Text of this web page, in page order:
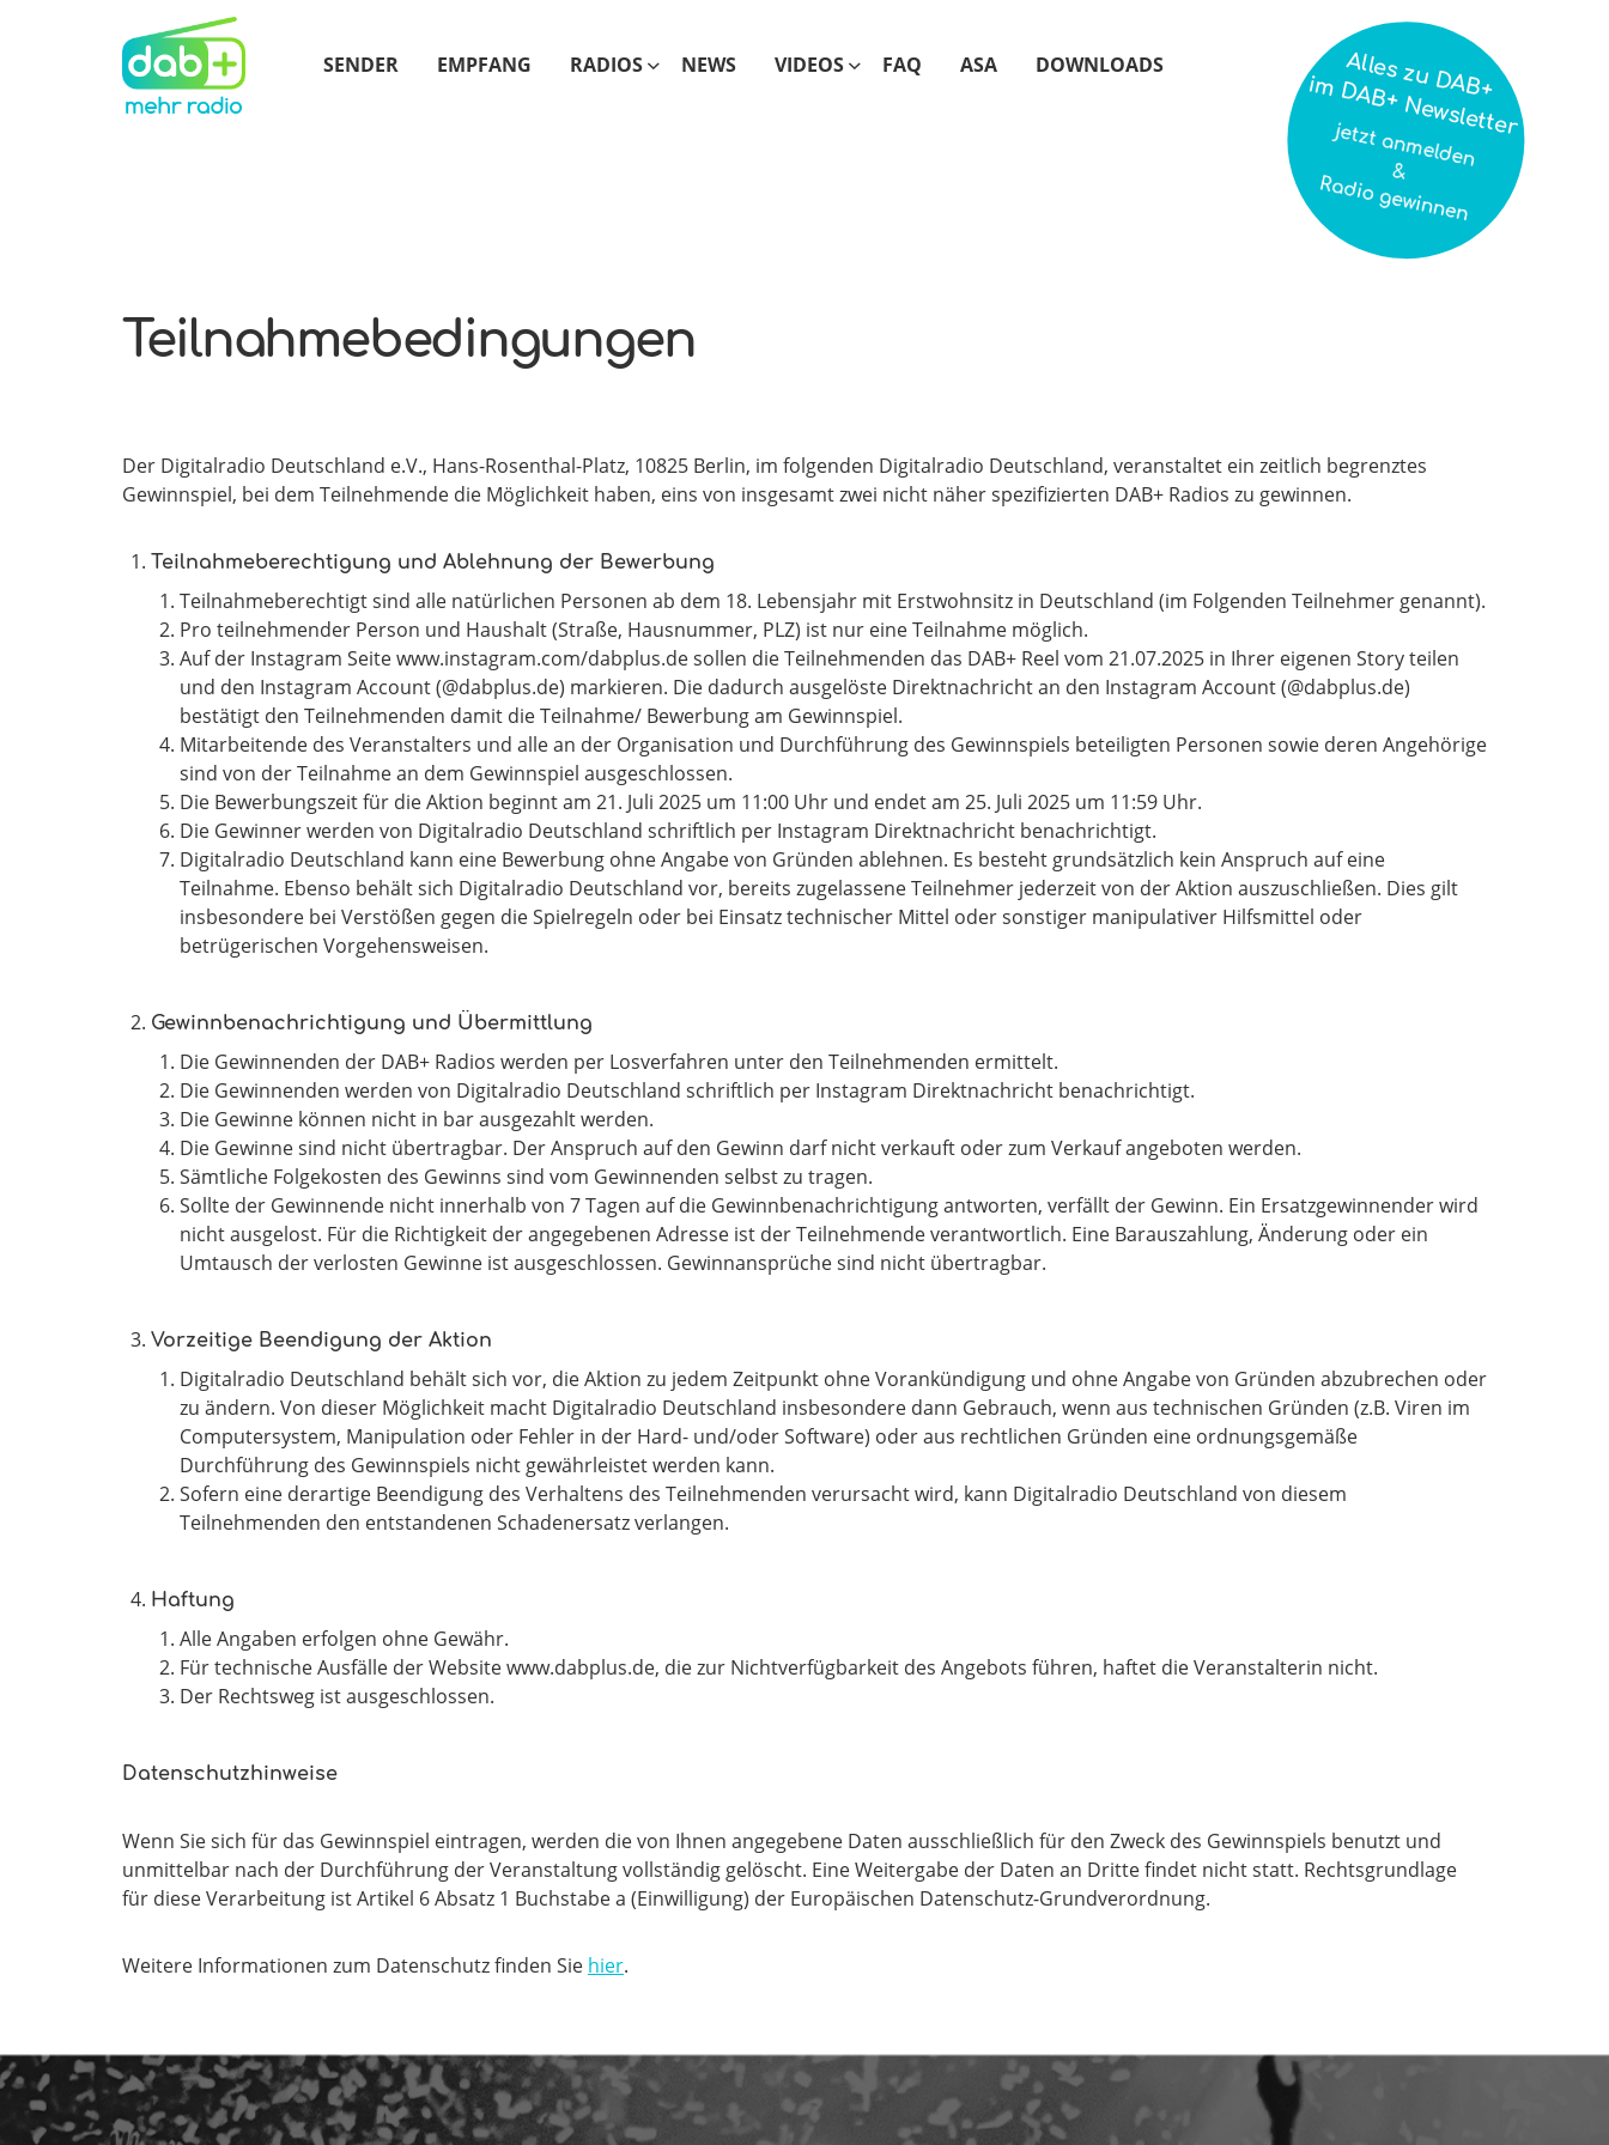
SENDER EMPFANG RADIOS NEWS VIDEOS FAQ ASA DOWNLOADS
Teilnahmebedingungen
Der Digitalradio Deutschland e.V., Hans-Rosenthal-Platz, 10825 Berlin, im folgenden Digitalradio Deutschland, veranstaltet ein zeitlich begrenztes
Gewinnspiel, bei dem Teilnehmende die Möglichkeit haben, eins von insgesamt zwei nicht näher spezifizierten DAB+ Radios zu gewinnen.
Teilnahmeberechtigung und Ablehnung der Bewerbung
Teilnahmeberechtigt sind alle natürlichen Personen ab dem 18. Lebensjahr mit Erstwohnsitz in Deutschland (im Folgenden Teilnehmer genannt).
Pro teilnehmender Person und Haushalt (Straße, Hausnummer, PLZ) ist nur eine Teilnahme möglich.
Auf der Instagram Seite www.instagram.com/dabplus.de sollen die Teilnehmenden das DAB+ Reel vom 21.07.2025 in Ihrer eigenen Story teilen
und den Instagram Account (@dabplus.de) markieren. Die dadurch ausgelöste Direktnachricht an den Instagram Account (@dabplus.de)
bestätigt den Teilnehmenden damit die Teilnahme/ Bewerbung am Gewinnspiel.
Mitarbeitende des Veranstalters und alle an der Organisation und Durchführung des Gewinnspiels beteiligten Personen sowie deren Angehörige
sind von der Teilnahme an dem Gewinnspiel ausgeschlossen.
Die Bewerbungszeit für die Aktion beginnt am 21. Juli 2025 um 11:00 Uhr und endet am 25. Juli 2025 um 11:59 Uhr.
Die Gewinner werden von Digitalradio Deutschland schriftlich per Instagram Direktnachricht benachrichtigt.
Digitalradio Deutschland kann eine Bewerbung ohne Angabe von Gründen ablehnen. Es besteht grundsätzlich kein Anspruch auf eine
Teilnahme. Ebenso behält sich Digitalradio Deutschland vor, bereits zugelassene Teilnehmer jederzeit von der Aktion auszuschließen. Dies gilt
insbesondere bei Verstößen gegen die Spielregeln oder bei Einsatz technischer Mittel oder sonstiger manipulativer Hilfsmittel oder
betrügerischen Vorgehensweisen.
Gewinnbenachrichtigung und Übermittlung
Die Gewinnenden der DAB+ Radios werden per Losverfahren unter den Teilnehmenden ermittelt.
Die Gewinnenden werden von Digitalradio Deutschland schriftlich per Instagram Direktnachricht benachrichtigt.
Die Gewinne können nicht in bar ausgezahlt werden.
Die Gewinne sind nicht übertragbar. Der Anspruch auf den Gewinn darf nicht verkauft oder zum Verkauf angeboten werden.
Sämtliche Folgekosten des Gewinns sind vom Gewinnenden selbst zu tragen.
Sollte der Gewinnende nicht innerhalb von 7 Tagen auf die Gewinnbenachrichtigung antworten, verfällt der Gewinn. Ein Ersatzgewinnender wird
nicht ausgelost. Für die Richtigkeit der angegebenen Adresse ist der Teilnehmende verantwortlich. Eine Barauszahlung, Änderung oder ein
Umtausch der verlosten Gewinne ist ausgeschlossen. Gewinnansprüche sind nicht übertragbar.
Vorzeitige Beendigung der Aktion
Digitalradio Deutschland behält sich vor, die Aktion zu jedem Zeitpunkt ohne Vorankündigung und ohne Angabe von Gründen abzubrechen oder
zu ändern. Von dieser Möglichkeit macht Digitalradio Deutschland insbesondere dann Gebrauch, wenn aus technischen Gründen (z.B. Viren im
Computersystem, Manipulation oder Fehler in der Hard- und/oder Software) oder aus rechtlichen Gründen eine ordnungsgemäße
Durchführung des Gewinnspiels nicht gewährleistet werden kann.
Sofern eine derartige Beendigung des Verhaltens des Teilnehmenden verursacht wird, kann Digitalradio Deutschland von diesem
Teilnehmenden den entstandenen Schadenersatz verlangen.
Haftung
Alle Angaben erfolgen ohne Gewähr.
Für technische Ausfälle der Website www.dabplus.de, die zur Nichtverfügbarkeit des Angebots führen, haftet die Veranstalterin nicht.
Der Rechtsweg ist ausgeschlossen.
Datenschutzhinweise
Wenn Sie sich für das Gewinnspiel eintragen, werden die von Ihnen angegebene Daten ausschließlich für den Zweck des Gewinnspiels benutzt und
unmittelbar nach der Durchführung der Veranstaltung vollständig gelöscht. Eine Weitergabe der Daten an Dritte findet nicht statt. Rechtsgrundlage
für diese Verarbeitung ist Artikel 6 Absatz 1 Buchstabe a (Einwilligung) der Europäischen Datenschutz-Grundverordnung.
Weitere Informationen zum Datenschutz finden Sie hier.
Alles zu DAB+
im DAB+ Newsletter
jetzt anmelden
&
Radio gewinnen